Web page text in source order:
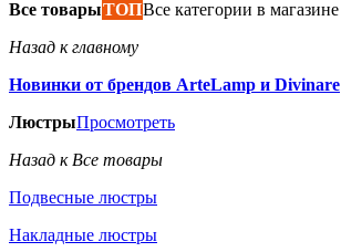
Все товарыТОПВсе категории в магазине
Назад к главному
Новинки от брендов ArteLamp и Divinare
ЛюстрыПросмотреть
Назад к Все товары
Подвесные люстры
Накладные люстры